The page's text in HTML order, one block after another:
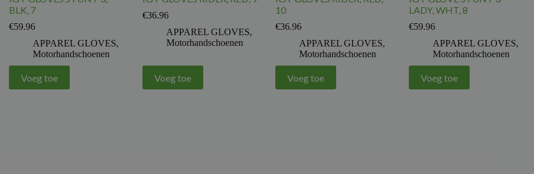
BLK, 7
€59.96
APPAREL GLOVES,
Motorhandschoenen
Voeg toe
€36.96
APPAREL GLOVES,
Motorhandschoenen
Voeg toe
10
€36.96
APPAREL GLOVES,
Motorhandschoenen
Voeg toe
LADY, WHT, 8
€59.96
APPAREL GLOVES,
Motorhandschoenen
Voeg toe